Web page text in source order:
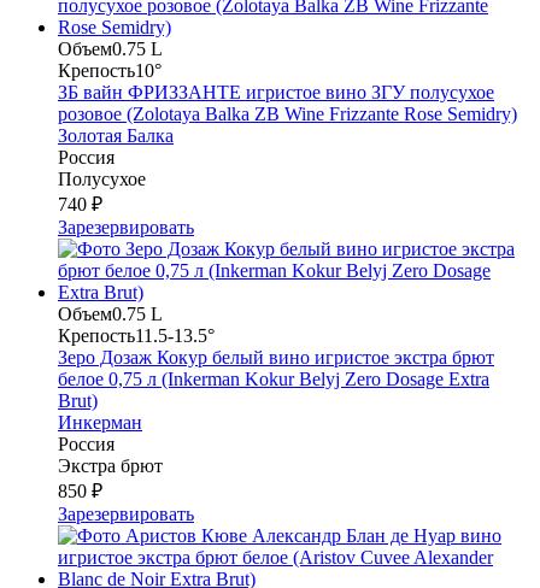
Объем0.75 L
Крепость10°
ЗБ вайн ФРИЗЗАНТЕ игристое вино ЗГУ полусухое
розовое (Zolotaya Balka ZB Wine Frizzante Rose Semidry)
Золотая Балка
Россия
Полусухое
740 ₽
Зарезервировать
Объем0.75 L
Крепость11.5-13.5°
Зеро Дозаж Кокур белый вино игристое экстра брют
белое 0,75 л (Inkerman Kokur Belyj Zero Dosage Extra
Brut)
Инкерман
Россия
Экстра брют
850 ₽
Зарезервировать